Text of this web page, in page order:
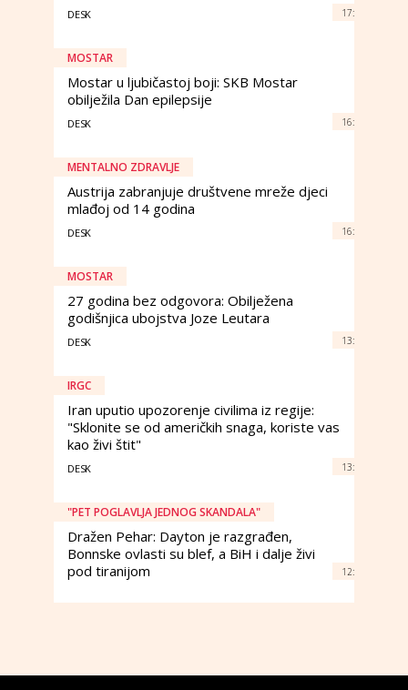
DESK 17:
MOSTAR
Mostar u ljubičastoj boji: SKB Mostar
obilježila Dan epilepsije
DESK 16:
MENTALNO ZDRAVLJE
Austrija zabranjuje društvene mreže djeci
mlađoj od 14 godina
DESK 16:
MOSTAR
27 godina bez odgovora: Obilježena
godišnjica ubojstva Joze Leutara
DESK 13:
IRGC
Iran uputio upozorenje civilima iz regije:
"Sklonite se od američkih snaga, koriste vas
kao živi štit"
DESK 13:
"PET POGLAVLJA JEDNOG SKANDALA"
Dražen Pehar: Dayton je razgrađen,
Bonnske ovlasti su blef, a BiH i dalje živi
pod tiranijom
12: